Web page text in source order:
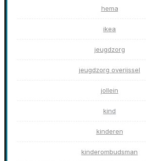
hema
ikea
jeugdzorg
jeugdzorg overijssel
jollein
kind
kinderen
kinderombudsman